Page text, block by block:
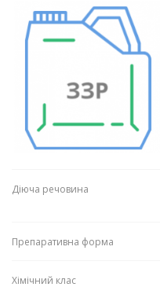
Діюча речовина
Препаративна форма
Хімічний клас